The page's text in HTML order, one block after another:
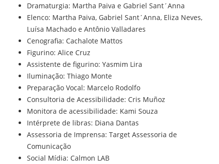
Dramaturgia: Martha Paiva e Gabriel Sant´Anna
Elenco: Martha Paiva, Gabriel Sant´Anna, Eliza Neves,
Luísa Machado e Antônio Valladares
Cenografia: Cachalote Mattos
Figurino: Alice Cruz
Assistente de figurino: Yasmim Lira
Iluminação: Thiago Monte
Preparação Vocal: Marcelo Rodolfo
Consultoria de Acessibilidade: Cris Muñoz
Monitora de acessibilidade: Kami Souza
Intérprete de libras: Diana Dantas
Assessoria de Imprensa: Target Assessoria de
Comunicação
Social Mídia: Calmon LAB